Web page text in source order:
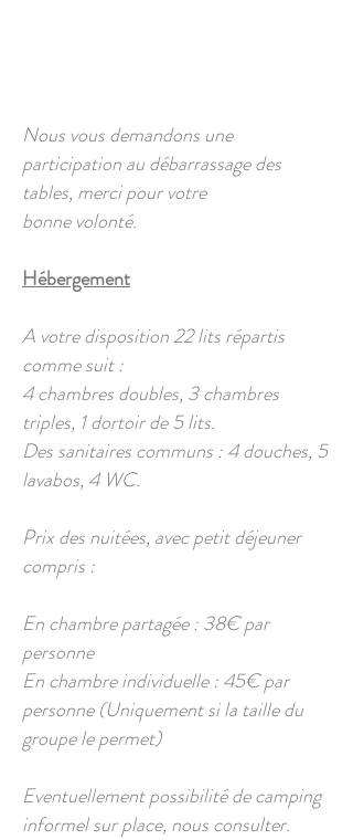
Nous vous demandons une
participation au débarrassage des
tables, merci pour votre
bonne volonté.
Hébergement
A votre disposition 22 lits répartis
comme suit :
4 chambres doubles, 3 chambres
triples, 1 dortoir de 5 lits.
Des sanitaires communs : 4 douches, 5
lavabos, 4 WC.
Prix des nuitées, avec petit déjeuner
compris :
En chambre partagée : 38€ par
personne
En chambre individuelle : 45€ par
personne (Uniquement si la taille du
groupe le permet)
Eventuellement possibilité de camping
informel sur place, nous consulter.